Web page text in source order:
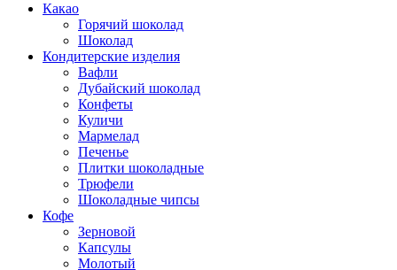
Какао
Горячий шоколад
Шоколад
Кондитерские изделия
Вафли
Дубайский шоколад
Конфеты
Куличи
Мармелад
Печенье
Плитки шоколадные
Трюфели
Шоколадные чипсы
Кофе
Зерновой
Капсулы
Молотый